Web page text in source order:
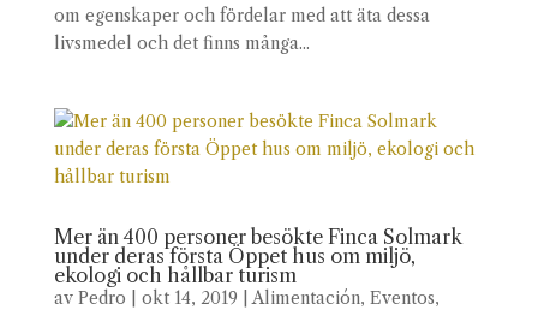
om egenskaper och fördelar med att äta dessa
livsmedel och det finns många...
Mer än 400 personer besökte Finca Solmark
under deras första Öppet hus om miljö,
ekologi och hållbar turism
av Pedro okt 14, 2019 |Alimentación, Eventos,